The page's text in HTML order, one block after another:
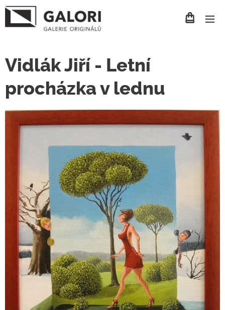
Vidlák Jiří - Letní
procházka v lednu